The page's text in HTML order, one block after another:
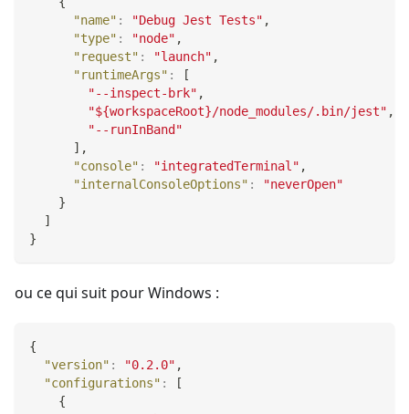
"name" : "Debug Jest Tests" ,
"type" : "node" ,
"request" : "launch" ,
"runtimeArgs" :
[
"--inspect-brk" ,
"${workspaceRoot}/node_modules/.bin/jest" ,
"--runInBand"
] ,
"console" : "integratedTerminal" ,
"internalConsoleOptions" :
"neverOpen"
}
]
}
ou ce qui suit pour Windows :
{
"version" : "0.2.0" ,
"configurations" :
[
{